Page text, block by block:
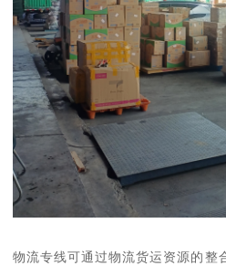
物流专线可通过物流货运资源的整